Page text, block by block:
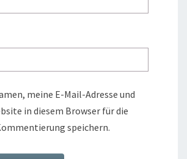
meine E-Mail-Adresse und
in diesem Browser für die
speichern.